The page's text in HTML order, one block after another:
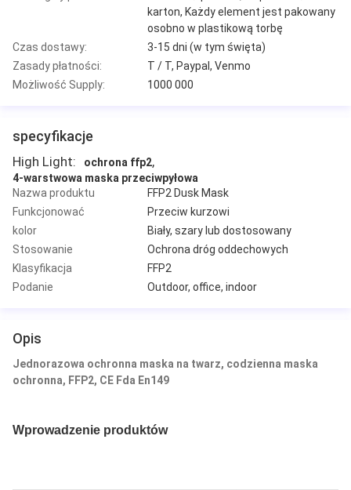
karton, Każdy element jest pakowany
osobno w plastikową torbę
Czas dostawy:
3-15 dni (w tym święta)
Zasady płatności:
T / T, Paypal, Venmo
Możliwość Supply:
1000 000
specyfikacje
High Light: ochrona ffp2,
4-warstwowa maska ​​przeciwpyłowa
Nazwa produktu
FFP2 Dusk Mask
Funkcjonować
Przeciw kurzowi
kolor
Biały, szary lub dostosowany
Stosowanie
Ochrona dróg oddechowych
Klasyfikacja
FFP2
Podanie
Outdoor, office, indoor
Opis
Jednorazowa ochronna maska ​​na twarz, codzienna maska ​​
ochronna, FFP2, CE Fda En149
Wprowadzenie produktów